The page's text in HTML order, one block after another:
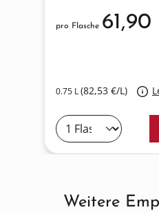
0.75 L(82,53 €/L)
pro Flasche
Produktgalerie
Weitere